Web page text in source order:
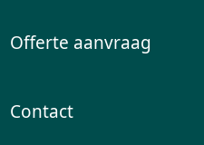
Offerte aanvraag
Contact